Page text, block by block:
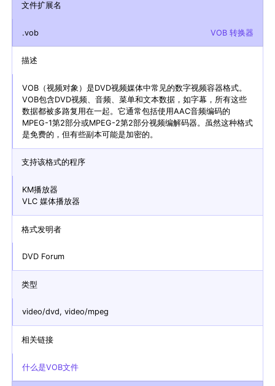
文件扩展名
.vob VOB 转换器
描述
VOB（视频对象）是DVD视频媒体中常见的数字视频容器格式。
VOB包含DVD视频、音频、菜单和文本数据，如字幕，所有这些
数据都被多路复用在一起。它通常包括使用AAC音频编码的
MPEG-1第2部分或MPEG-2第2部分视频编解码器。虽然这种格式
是免费的，但有些副本可能是加密的。
支持该格式的程序
KM播放器
VLC 媒体播放器
格式发明者
DVD Forum
类型
video/dvd, video/mpeg
相关链接
什么是VOB文件